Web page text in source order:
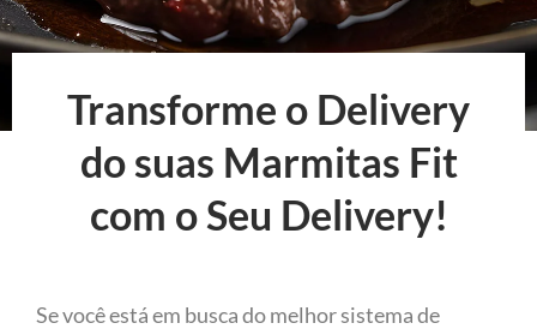
Transforme o Delivery
do suas Marmitas Fit
com o Seu Delivery!
Se você está em busca do melhor sistema de